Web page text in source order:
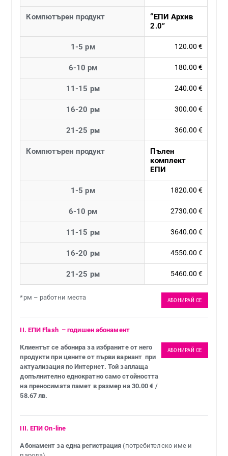
Компютърен продукт
“ЕПИ Архив
2.0”
1-5 рм 120.00 €
6-10 рм 180.00 €
11-15 рм 240.00 €
16-20 рм 300.00 €
21-25 рм 360.00 €
Компютърен продукт
Пълен
комплект
ЕПИ
1-5 рм 1820.00 €
6-10 рм 2730.00 €
11-15 рм 3640.00 €
16-20 рм 4550.00 €
21-25 рм 5460.00 €
*рм – работни места АБОНИРАЙ СЕ
II. ЕПИ Flash ­ – годишен абонамент
Клиентът се абонира за избраните от него
продукти при цените от първи вариант ­ при
актуализация по Интернет. Той заплаща
допълнително еднократно само стойността
на преносимата памет в размер на 30.00 € /
58.67 лв.
АБОНИРАЙ СЕ
III. ЕПИ On-line
Абонамент за една регистрация (потребителско име и